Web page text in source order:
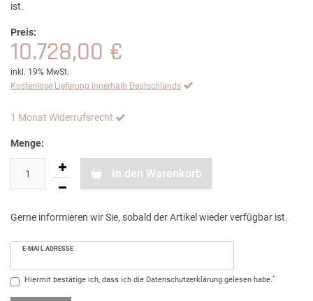
ist.
Preis:
10.728,00 €
inkl. 19% MwSt.
Kostenlose Lieferung innerhalb Deutschlands
1 Monat Widerrufsrecht
Menge:
In den Warenkorb
Gerne informieren wir Sie, sobald der Artikel wieder verfügbar ist.
E-MAIL ADRESSE
Hiermit bestätige ich, dass ich die Daten­schutz­erklärung gelesen habe.*